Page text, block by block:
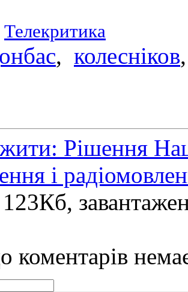
Телекритика
, колесніков
Рішення
і
коментарів